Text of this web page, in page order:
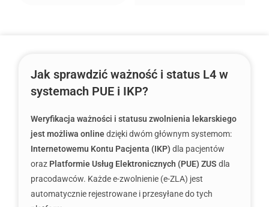
Jak sprawdzić ważność i status L4 w
systemach PUE i IKP?
Weryfikacja ważności i statusu zwolnienia lekarskiego
jest możliwa onlinedzięki dwóm głównym systemom:
Internetowemu Kontu Pacjenta (IKP) dla pacjentów
oraz Platformie Usług Elektronicznych (PUE) ZUS dla
pracodawców. Każde e-zwolnienie (e-ZLA) jest
automatycznie rejestrowane i przesyłane do tych